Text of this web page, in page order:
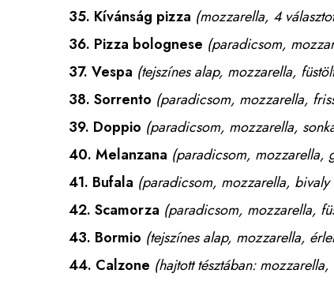
35. Kívánság pizza (mozzarella, 4
36. Pizza bolognese (paradicsom,
37. Vespa (tejszínes alap, mozzarella,
38. Sorrento (paradicsom, mozzarella,
39. Doppio (paradicsom, mozzarella,
40. Melanzana (paradicsom, mozzarella,
41. Bufala (paradicsom, mozzarella,
42. Scamorza (paradicsom, mozzarella,
43. Bormio (tejszínes alap, mozzarella,
44. Calzone (hajtott tésztában: